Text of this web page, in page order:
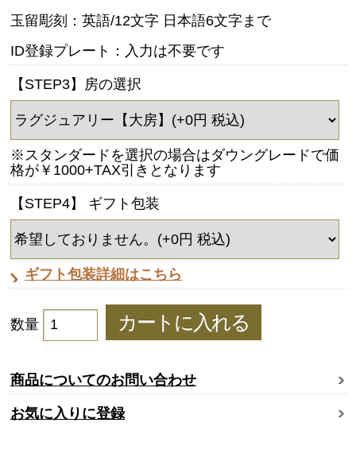
玉留彫刻：英語/12文字 日本語6文字まで
ID登録プレート：入力は不要です
【STEP3】房の選択
※スタンダードを選択の場合はダウングレードで価
格が￥1000+TAX引きとなります
【STEP4】 ギフト包装
ギフト包装詳細はこちら
数量
商品についてのお問い合わせ
お気に入りに登録